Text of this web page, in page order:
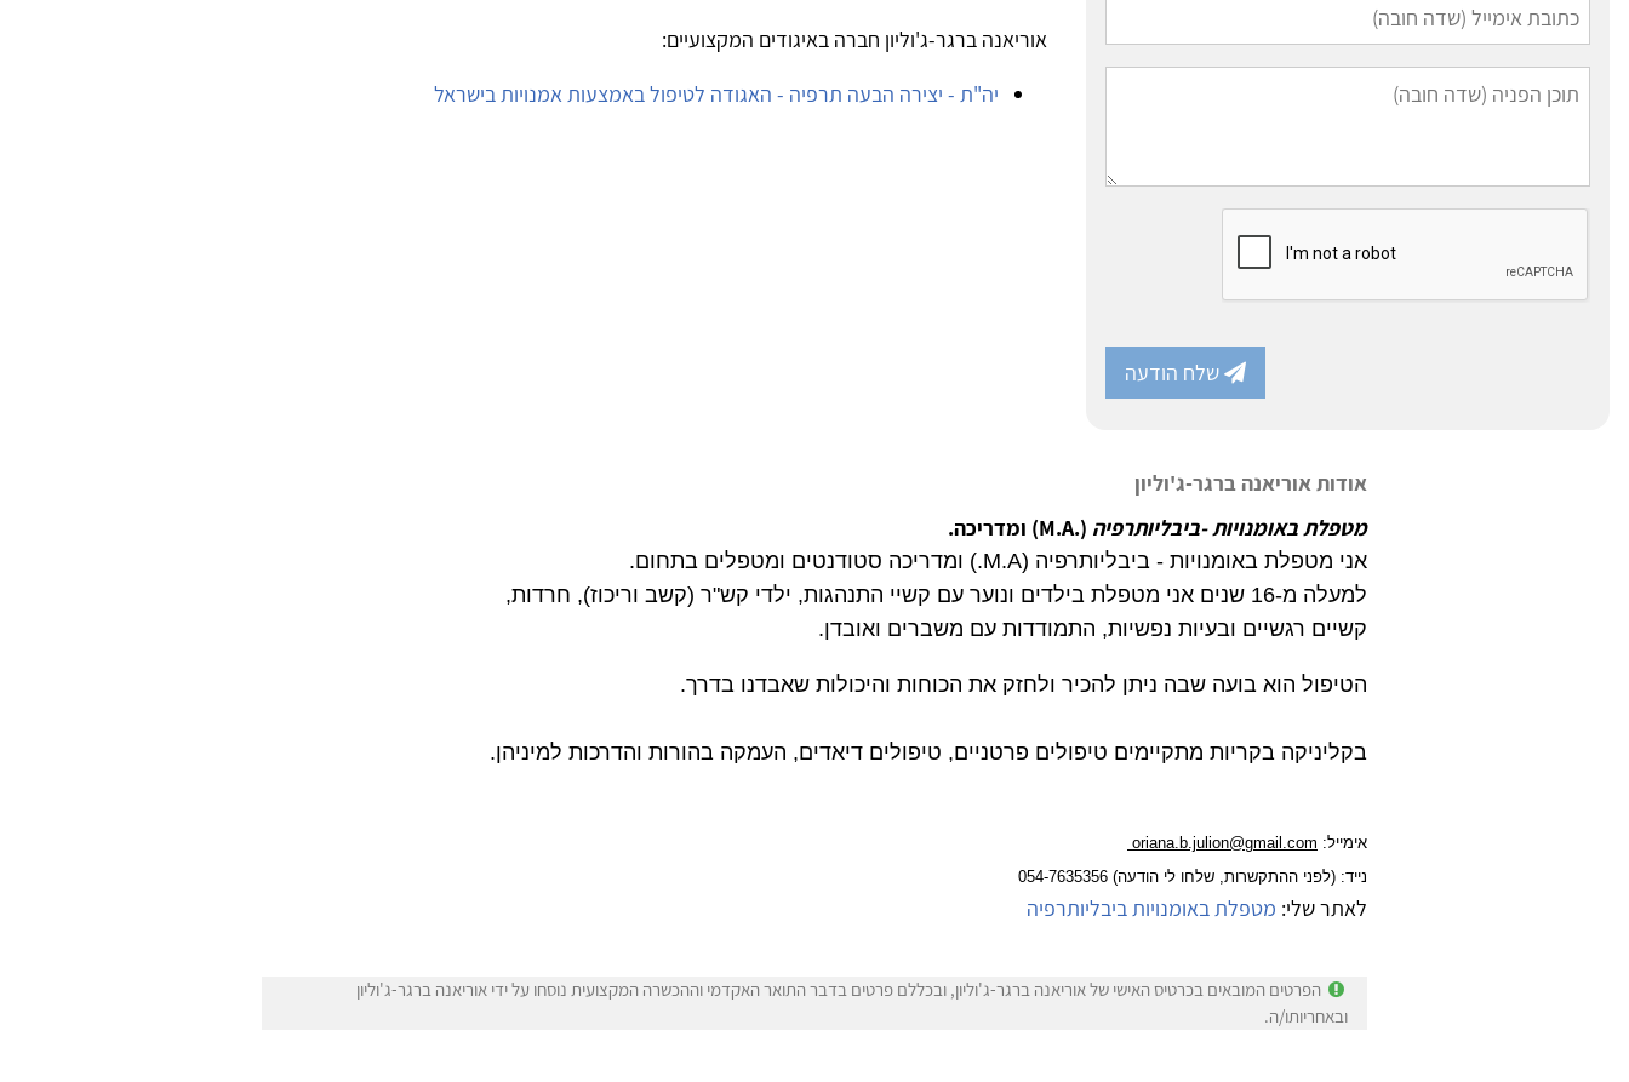
שלח הודעה
אוריאנה ברגר-ג'וליון חברה באיגודים המקצועיים:
יה"ת - יצירה הבעה תרפיה - האגודה לטיפול באמצעות אמנויות בישראל
אודות אוריאנה ברגר-ג'וליון
מטפלת באומנויות -ביבליותרפיה (.M.A) ומדריכה.
אני מטפלת באומנויות - ביבליותרפיה (M.A.) ומדריכה סטודנטים ומטפלים בתחום.
למעלה מ-16 שנים אני מטפלת בילדים ונוער עם קשיי התנהגות, ילדי קש"ר (קשב וריכוז), חרדות,
קשיים רגשיים ובעיות נפשיות, התמודדות עם משברים ואובדן.
הטיפול הוא בועה שבה ניתן להכיר ולחזק את הכוחות והיכולות שאבדנו בדרך.
בקליניקה בקריות מתקיימים טיפולים פרטניים, טיפולים דיאדים, העמקה בהורות והדרכות למיניהן.
אימייל: oriana.b.julion@gmail.com
נייד: (לפני ההתקשרות, שלחו לי הודעה) 054-7635356
לאתר שלי: מטפלת באומנויות ביבליותרפיה
הפרטים המובאים בכרטיס האישי של אוריאנה ברגר-ג'וליון, ובכללם פרטים בדבר התואר האקדמי וההכשרה המקצועית נוסחו על ידי אוריאנה ברגר-ג'וליון
ובאחריותו/ה.